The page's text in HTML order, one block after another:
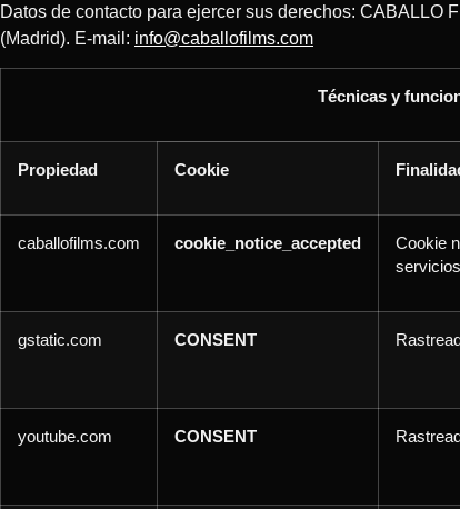
Datos de contacto para ejercer sus derechos: CABALLO
(Madrid). E-mail: info@caballofilms.com
Técnicas y
Propiedad Cookie
caballofilms.com cookie_notice_accepted
Cookie
gstatic.com CONSENT
youtube.com CONSENT